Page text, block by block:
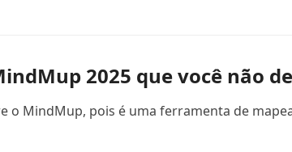
2025 que você não
o MindMup, pois é uma ferramenta de